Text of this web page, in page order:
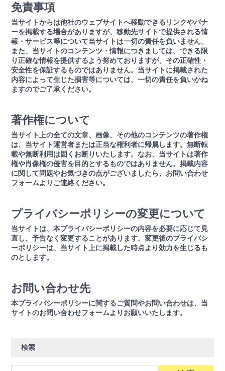
免責事項
当サイトからは他社のウェブサイトへ移動できるリンクやバナ
ーを掲載する場合がありますが、移動先サイトで提供される情
報・サービス等について当サイトは一切の責任を負いません。
また、当サイトのコンテンツ・情報につきましては、できる限
り正確な情報を提供するよう努めておりますが、その正確性・
安全性を保証するものではありません。当サイトに掲載された
内容によって生じた損害等については、一切の責任を負いかね
ますのでご了承ください。
著作権について
当サイト上の全ての文章、画像、その他のコンテンツの著作権
は、当サイト運営者または正当な権利者に帰属します。無断転
載や無断利用は固くお断りいたします。なお、当サイトは著作
権や肖像権の侵害を目的とするものではありません。掲載内容
に関して問題やお気づきの点がございましたら、お問い合わせ
フォームよりご連絡ください。
プライバシーポリシーの変更について
当サイトは、本プライバシーポリシーの内容を必要に応じて見
直し、予告なく変更することがあります。変更後のプライバシ
ーポリシーは、当サイト上に掲載した時点より効力を生じるも
のとします。
お問い合わせ先
本プライバシーポリシーに関するご質問やお問い合わせは、当
サイトのお問い合わせフォームよりお願いいたします。
検索